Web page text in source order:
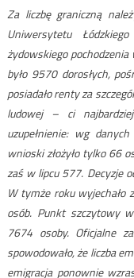
Za liczbę graniczną
Uniwersytetu
żydowskiego
było 9570 dorosłych,
posiadało renty za
ludowej – ci
uzupełnienie: wg
wnioski złożyło tylko 66
zaś w lipcu 577. Decyzje
W tymże roku wyjechało
osób. Punkt szczytowy
7674 osoby. Oficjalne
spowodowało, że liczba
emigracja ponownie